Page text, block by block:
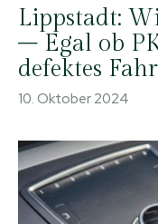
Lippstadt:
– Egal ob
defektes
10. Oktober 2024